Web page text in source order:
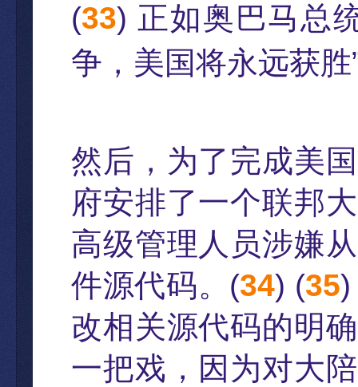
(33) 正如奥巴马总
争，美国将永远获胜
然后， 为了完成美
府安排了一个联邦
高级管理人员涉嫌
件源代码。 (34) (35
改相关源代码的明
一把戏 ， 因为对大